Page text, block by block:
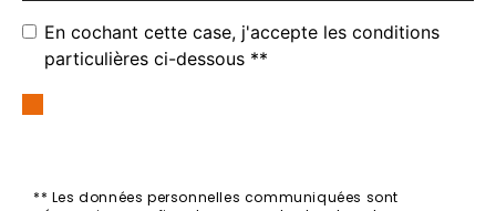
En cochant cette case, j'accepte les conditions
particulières ci-dessous **
** Les données personnelles communiquées sont